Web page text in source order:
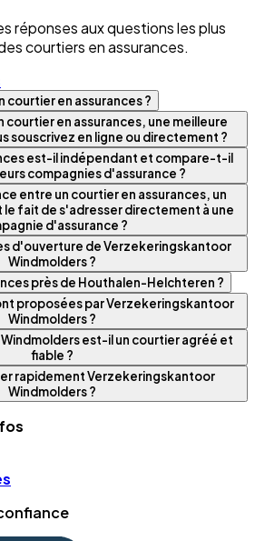
réponses aux questions les plus
courtiers en assurances.
en assurances ?
courtier en assurances, une meilleure
souscrivez en ligne ou directement ?
est-il indépendant et compare-t-il
compagnies d'assurance ?
entre un courtier en assurances, un
fait de s'adresser directement à une
d'assurance ?
d'ouverture de Verzekeringskantoor
Windmolders ?
près de Houthalen-Helchteren ?
proposées par Verzekeringskantoor
Windmolders ?
est-il un courtier agréé et
fiable ?
rapidement Verzekeringskantoor
Windmolders ?